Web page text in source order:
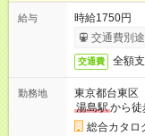
給与
時給1750円
交通費別
交通費 全額
勤務地
東京都台東区
湯島駅から徒
総合カタロ